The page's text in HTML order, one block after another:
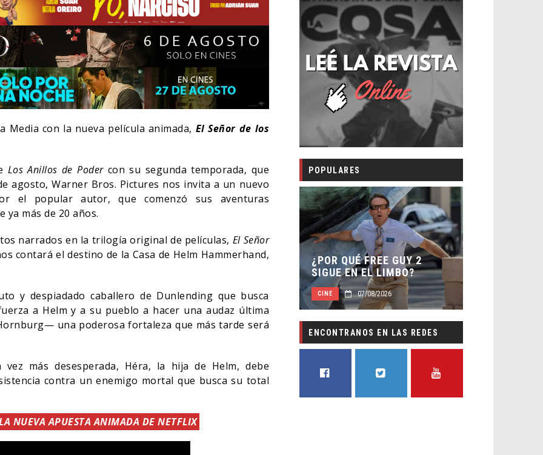
con la nueva película animada, El Señor de los
Los Anillos de Podercon su segunda temporada, que
agosto, Warner Bros. Pictures nos invita a un nuevo
el popular autor, que comenzó sus aventuras
ya más de 20 años.
narrados en la trilogía original de películas, El Señor
contará el destino de la Casa de Helm Hammerhand,
y despiadado caballero de Dunlending que busca
a Helm y a su pueblo a hacer una audaz última
una poderosa fortaleza que más tarde será
más desesperada, Héra, la hija de Helm, debe
contra un enemigo mortal que busca su total
NUEVA APUESTA ANIMADA DE NETFLIX
POPULARES
ACTION DE ZELDA
06/08/2026
LA NOCHE DEL DEMONIO:
ESTÁN ENTRE NOSOTROS –
CINE 06/08/2026
¿POR QUÉ FREE GUY 2
SIGUE EN EL LIMBO?
CINE 07/08/2026
ENCONTRANOS EN LAS REDES